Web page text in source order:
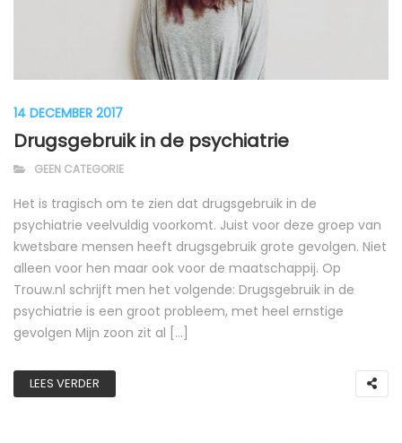
14 DECEMBER 2017
Drugsgebruik in de psychiatrie
GEEN CATEGORIE
Het is tragisch om te zien dat drugsgebruik in de
psychiatrie veelvuldig voorkomt. Juist voor deze groep van
kwetsbare mensen heeft drugsgebruik grote gevolgen. Niet
alleen voor hen maar ook voor de maatschappij. Op
Trouw.nl schrijft men het volgende: Drugsgebruik in de
psychiatrie is een groot probleem, met heel ernstige
gevolgen Mijn zoon zit al […]
LEES VERDER